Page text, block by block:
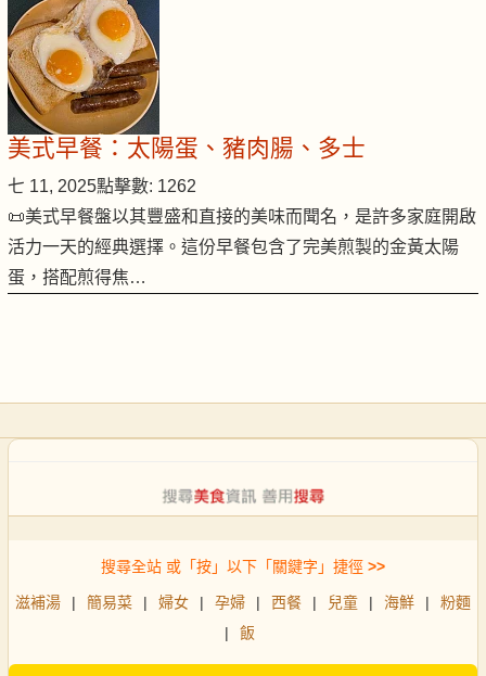
美式早餐：太陽蛋、豬肉腸、多士
七 11, 2025點擊數: 1262
📜美式早餐盤以其豐盛和直接的美味而聞名，是許多家庭開啟
活力一天的經典選擇。這份早餐包含了完美煎製的金黃太陽
蛋，搭配煎得焦…
搜尋全站 或「按」以下「關鍵字」捷徑 >>
滋補湯 | 簡易菜 | 婦女 | 孕婦 | 西餐 | 兒童 | 海鮮 |
粉麵
|
飯